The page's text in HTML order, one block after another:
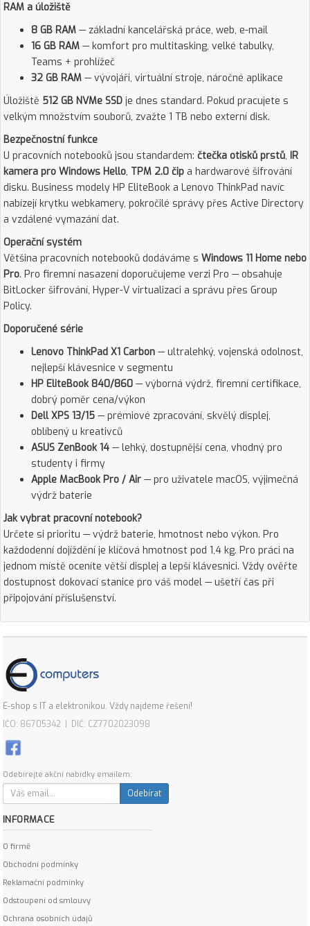
RAM a úložiště
8 GB RAM — základní kancelářská práce, web, e-mail
16 GB RAM — komfort pro multitasking, velké tabulky,
Teams + prohlížeč
32 GB RAM — vývojáři, virtuální stroje, náročné aplikace
Úložiště 512 GB NVMe SSD je dnes standard. Pokud pracujete s
velkým množstvím souborů, zvažte 1 TB nebo externí disk.
Bezpečnostní funkce
U pracovních notebooků jsou standardem: čtečka otisků prstů, IR
kamera pro Windows Hello, TPM 2.0 čip a hardwarové šifrování
disku. Business modely HP EliteBook a Lenovo ThinkPad navíc
nabízejí krytku webkamery, pokročilé správy přes Active Directory
a vzdálené vymazání dat.
Operační systém
Většina pracovních notebooků dodáváme s Windows 11 Home nebo
Pro. Pro firemní nasazení doporučujeme verzi Pro — obsahuje
BitLocker šifrování, Hyper-V virtualizaci a správu přes Group
Policy.
Doporučené série
Lenovo ThinkPad X1 Carbon — ultralehký, vojenská odolnost,
nejlepší klávesnice v segmentu
HP EliteBook 840/860 — výborná výdrž, firemní certifikace,
dobrý poměr cena/výkon
Dell XPS 13/15 — prémiové zpracování, skvělý displej,
oblíbený u kreativců
ASUS ZenBook 14 — lehký, dostupnější cena, vhodný pro
studenty i firmy
Apple MacBook Pro / Air — pro uživatele macOS, výjimečná
výdrž baterie
Jak vybrat pracovní notebook?
Určete si prioritu — výdrž baterie, hmotnost nebo výkon. Pro
každodenní dojíždění je klíčová hmotnost pod 1,4 kg. Pro práci na
jednom místě oceníte větší displej a lepší klávesnici. Vždy ověřte
dostupnost dokovací stanice pro váš model — ušetří čas při
připojování příslušenství.
E-shop s IT a elektronikou. Vždy najdeme řešení!
IČO: 86705342 | DIČ: CZ7702023098
Odebírejte akční nabídky emailem:
Odebírat
INFORMACE
O firmě
Obchodní podmínky
Reklamační podmínky
Odstoupení od smlouvy
Ochrana osobních údajů